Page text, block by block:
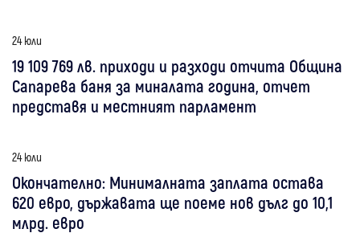
24 юли
19 109 769 лв. приходи и разходи отчита Община
Сапарева баня за миналата година, отчет
представя и местният парламент
24 юли
Окончателно: Минималната заплата остава
620 евро, държавата ще поеме нов дълг до 10,1
млрд. евро